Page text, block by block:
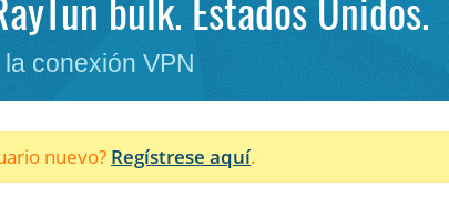
bulk. Estados Unidos.
conexión VPN
nuevo? Regístrese aquí.